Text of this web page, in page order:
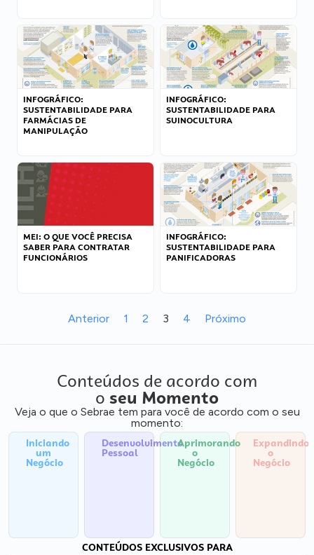
INFOGRÁFICO:
SUSTENTABILIDADE PARA
FARMÁCIAS DE
MANIPULAÇÃO
INFOGRÁFICO:
SUSTENTABILIDADE PARA
SUINOCULTURA
MEI: O QUE VOCÊ PRECISA
SABER PARA CONTRATAR
FUNCIONÁRIOS
INFOGRÁFICO:
SUSTENTABILIDADE PARA
PANIFICADORAS
Anterior 1 2 3 4 Próximo
Conteúdos de acordo com
o seu Momento
Veja o que o Sebrae tem para você de acordo com o seu
momento:
Iniciando
um
Negócio
Desenvolvimento
Pessoal
Aprimorando
o
Negócio
Expandindo
o
Negócio
CONTEÚDOS EXCLUSIVOS PARA